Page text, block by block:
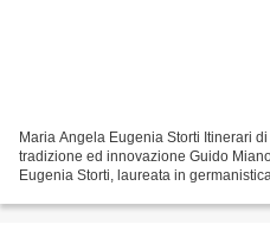
Maria Angela Eugenia Storti Itinerari
tradizione ed innovazione Guido
Eugenia Storti, laureata in